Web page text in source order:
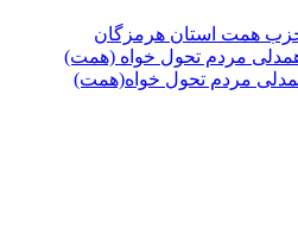
همت استان هرمزگان
مردم تحول خواه (همت)
مردم تحول خواه(همت)